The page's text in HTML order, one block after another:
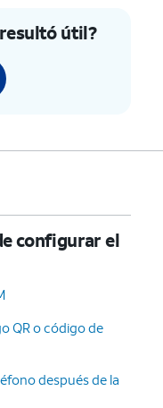
útil?
configurar el
QR o código de
después de la